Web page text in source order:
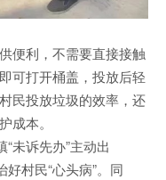
便利，不需要直接接触
可打开桶盖，投放后轻
民投放垃圾的效率，还
成本。
未诉先办”主动出
村民“心头病”。同